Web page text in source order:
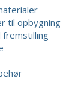
til opbygning